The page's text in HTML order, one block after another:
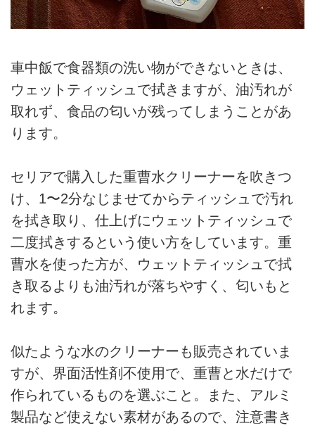
車中飯で食器類の洗い物ができないときは、
ウェットティッシュで拭きますが、油汚れが
取れず、食品の匂いが残ってしまうことがあ
ります。
セリアで購入した重曹水クリーナーを吹きつ
け、1〜2分なじませてからティッシュで汚れ
を拭き取り、仕上げにウェットティッシュで
二度拭きするという使い方をしています。重
曹水を使った方が、ウェットティッシュで拭
き取るよりも油汚れが落ちやすく、匂いもと
れます。
似たような水のクリーナーも販売されていま
すが、界面活性剤不使用で、重曹と水だけで
作られているものを選ぶこと。また、アルミ
製品など使えない素材があるので、注意書き